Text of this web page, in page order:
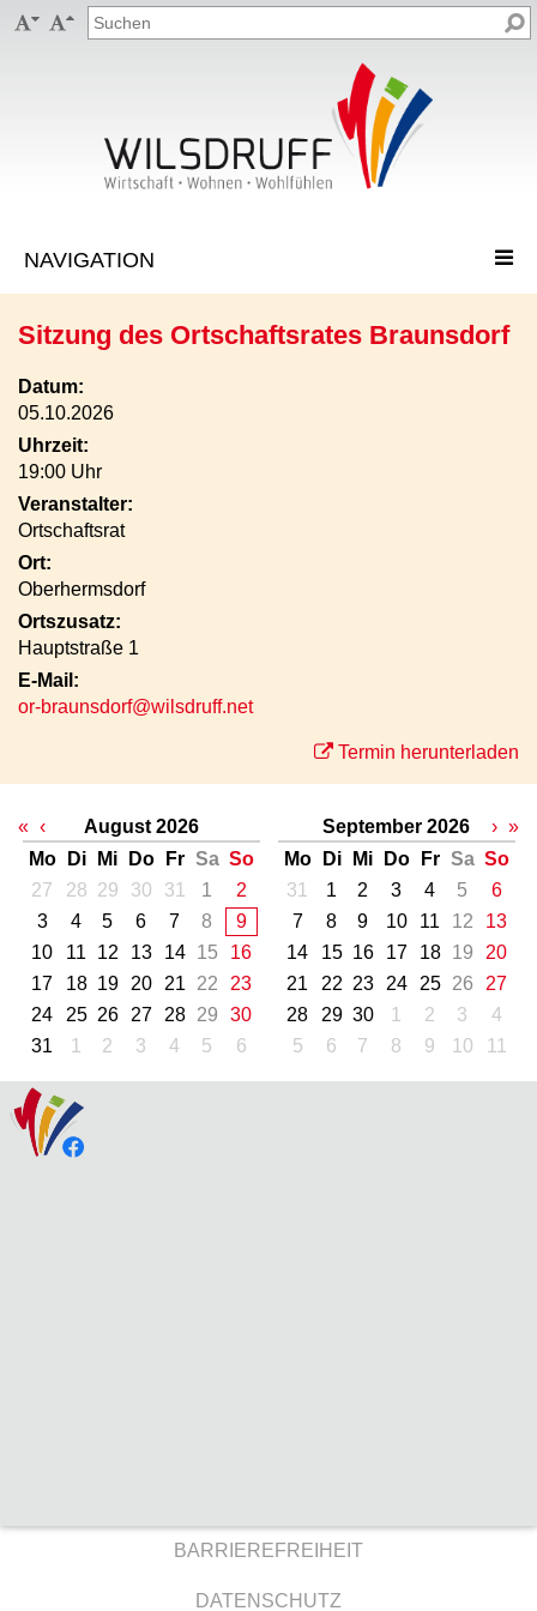
 
Sitzung des Ortschaftsrates Braunsdorf
Datum:
05.10.2026
Uhrzeit:
19:00 Uhr
Veranstalter:
Ortschaftsrat
Ort:
Oberhermsdorf
Ortszusatz:
Hauptstraße 1
E-Mail:
or-braunsdorf@wilsdruff.net
Termin herunterladen
« ‹
August 2026
Mo
Di Mi Do Fr Sa So
27
28 29 30 31 1
2
3
4 5 6 7 8
9
10
11 12 13 14 15
16
17
18 19 20 21 22
23
24
25 26 27 28 29
30
31
1 2 3 4 5 6
September 2026
Mo
Di Mi Do Fr Sa So
31
1 2 3 4 5
6
7
8 9 10 11 12
13
14
15 16 17 18 19
20
21
22 23 24 25 26
27
28
29 30 1 2 3
4
5
6 7 8 9 10 11
› »
BARRIEREFREIHEIT
DATENSCHUTZ